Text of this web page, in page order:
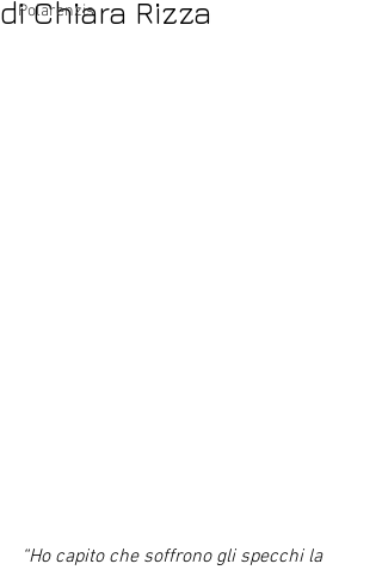
Polarenzis
di Chiara Rizza
“Ho capito che soffrono gli specchi la